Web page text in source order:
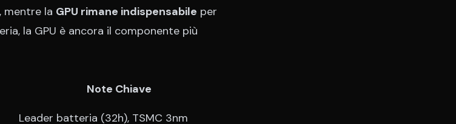
mentre la GPU rimane indispensabile per
la GPU è ancora il componente più
Note Chiave
Leader batteria (32h), TSMC 3nm